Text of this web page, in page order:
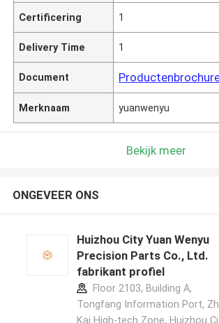
Certificering 1
Delivery Time 1
Document
Merknaam yuanwenyu
Bekijk meer
ONGEVEER ONS
Huizhou City Yuan Wenyu
Precision Parts Co., Ltd.
fabrikant profiel
Floor 2103, Building A,
Tongfang Information Port,
Kai High-tech Zone, Huizhou